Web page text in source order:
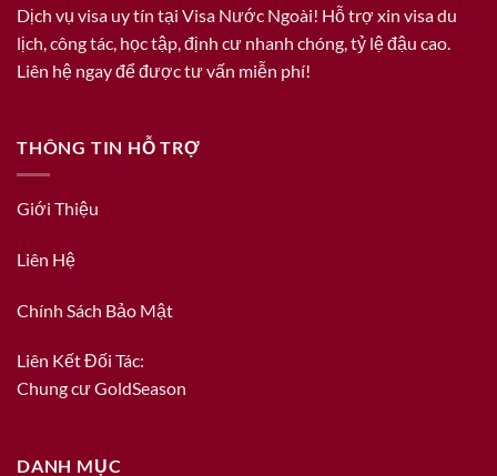
Dịch vụ visa uy tín tại Visa Nước Ngoài! Hỗ trợ xin visa du
lịch, công tác, học tập, định cư nhanh chóng, tỷ lệ đậu cao.
Liên hệ ngay để được tư vấn miễn phí!
THÔNG TIN HỖ TRỢ
Giới Thiệu
Liên Hệ
Chính Sách Bảo Mật
Liên Kết Đối Tác:
Chung cư GoldSeason
DANH MỤC